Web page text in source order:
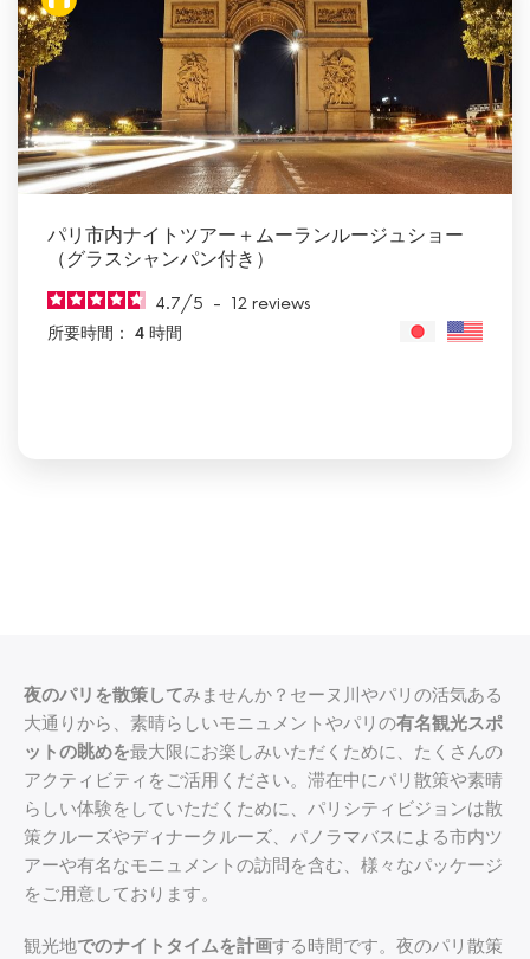
パリ市内ナイトツアー＋ムーランルージュショー
（グラスシャンパン付き）
4.7/5 - 12 reviews
所要時間： 4 時間
夜のパリを散策してみませんか？セーヌ川やパリの活気ある
大通りから、素晴らしいモニュメントやパリの有名観光スポ
ットの眺めを最大限にお楽しみいただくために、たくさんの
アクティビティをご活用ください。滞在中にパリ散策や素晴
らしい体験をしていただくために、パリシティビジョンは散
策クルーズやディナークルーズ、パノラマバスによる市内ツ
アーや有名なモニュメントの訪問を含む、様々なパッケージ
をご用意しております。
観光地でのナイトタイムを計画する時間です。夜のパリ散策